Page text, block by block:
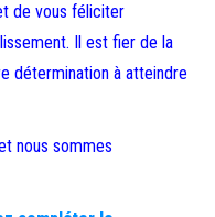
de vous féliciter
Il est fier de la
détermination à atteindre
nous sommes